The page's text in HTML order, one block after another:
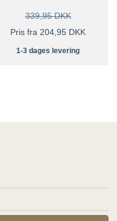
339,95 DKK
Pris fra 204,95 DKK
1-3 dages levering